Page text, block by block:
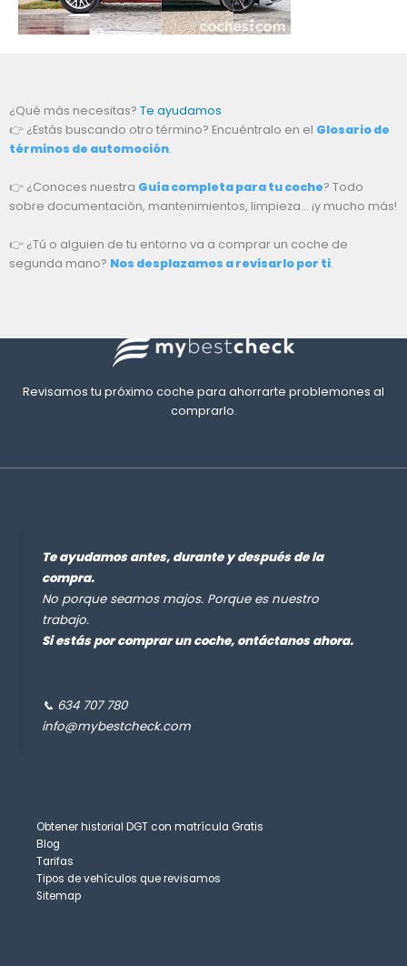
¿Qué más necesitas? Te ayudamos
👉 ¿Estás buscando otro término? Encuéntralo en el Glosario de
términos de automoción.
👉 ¿Conoces nuestra Guía completa para tu coche? Todo
sobre documentación, mantenimientos, limpieza… ¡y mucho más!
👉 ¿Tú o alguien de tu entorno va a comprar un coche de
segunda mano? Nos desplazamos a revisarlo por ti.
Revisamos tu próximo coche para ahorrarte problemones al
comprarlo.
Te ayudamos antes, durante y después de la
compra.
No porque seamos majos. Porque es nuestro
trabajo.
Si estás por comprar un coche, ontáctanos ahora.
📞 634 707 780
info@mybestcheck.com
Obtener historial DGT con matrícula Gratis
Blog
Tarifas
Tipos de vehículos que revisamos
Sitemap